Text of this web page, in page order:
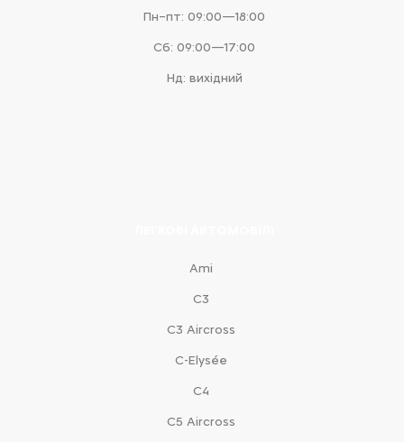
Пн–пт: 09:00—18:00
Сб: 09:00—17:00
Нд: вихідний
Ami
С3
С3 Aircross
C-Elysée
С4
С5 Aircross